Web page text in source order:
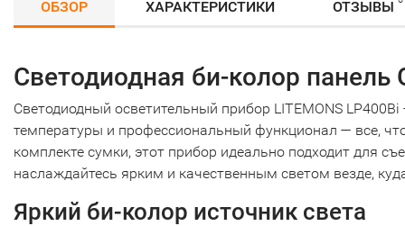
ОБЗОР ХАРАКТЕРИСТИКИ ОТЗЫВЫ
Светодиодная би-колор панель
Светодиодный осветительный прибор LITEMONS
температуры и профессиональный функционал — все,
комплекте сумки, этот прибор идеально подходит для
наслаждайтесь ярким и качественным светом везде,
Яркий би-колор источник света